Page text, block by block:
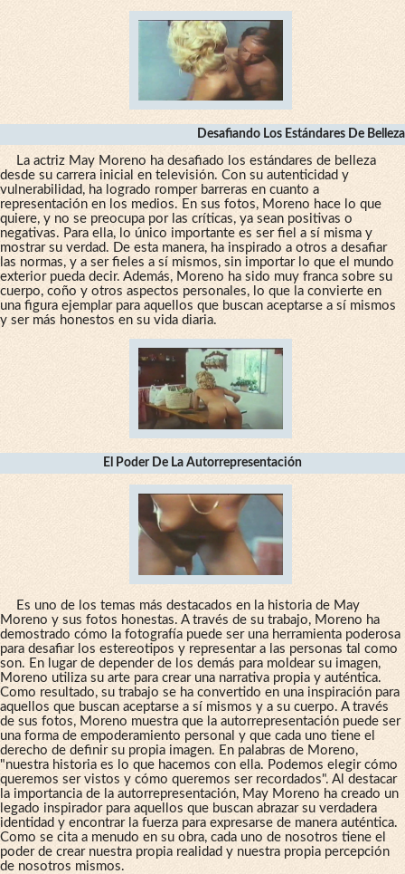
Desafiando Los Estándares De Belleza
La actriz May Moreno ha desafiado los estándares de belleza
desde su carrera inicial en televisión. Con su autenticidad y
vulnerabilidad, ha logrado romper barreras en cuanto a
representación en los medios. En sus fotos, Moreno hace lo que
quiere, y no se preocupa por las críticas, ya sean positivas o
negativas. Para ella, lo único importante es ser fiel a sí misma y
mostrar su verdad. De esta manera, ha inspirado a otros a desafiar
las normas, y a ser fieles a sí mismos, sin importar lo que el mundo
exterior pueda decir. Además, Moreno ha sido muy franca sobre su
cuerpo, coño y otros aspectos personales, lo que la convierte en
una figura ejemplar para aquellos que buscan aceptarse a sí mismos
y ser más honestos en su vida diaria.
El Poder De La Autorrepresentación
Es uno de los temas más destacados en la historia de May
Moreno y sus fotos honestas. A través de su trabajo, Moreno ha
demostrado cómo la fotografía puede ser una herramienta poderosa
para desafiar los estereotipos y representar a las personas tal como
son. En lugar de depender de los demás para moldear su imagen,
Moreno utiliza su arte para crear una narrativa propia y auténtica.
Como resultado, su trabajo se ha convertido en una inspiración para
aquellos que buscan aceptarse a sí mismos y a su cuerpo. A través
de sus fotos, Moreno muestra que la autorrepresentación puede ser
una forma de empoderamiento personal y que cada uno tiene el
derecho de definir su propia imagen. En palabras de Moreno,
"nuestra historia es lo que hacemos con ella. Podemos elegir cómo
queremos ser vistos y cómo queremos ser recordados". Al destacar
la importancia de la autorrepresentación, May Moreno ha creado un
legado inspirador para aquellos que buscan abrazar su verdadera
identidad y encontrar la fuerza para expresarse de manera auténtica.
Como se cita a menudo en su obra, cada uno de nosotros tiene el
poder de crear nuestra propia realidad y nuestra propia percepción
de nosotros mismos.